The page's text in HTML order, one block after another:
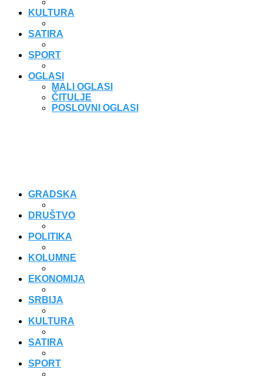
KULTURA
SATIRA
SPORT
OGLASI
MALI OGLASI
ČITULJE
POSLOVNI OGLASI
GRADSKA
DRUŠTVO
POLITIKA
KOLUMNE
EKONOMIJA
SRBIJA
KULTURA
SATIRA
SPORT